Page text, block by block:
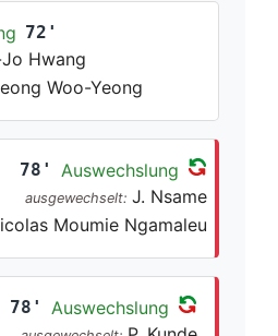
72'
Hwang
Woo-Yeong
78' Auswechslung
ausgewechselt: J. Nsame
Moumie Ngamaleu
78' Auswechslung